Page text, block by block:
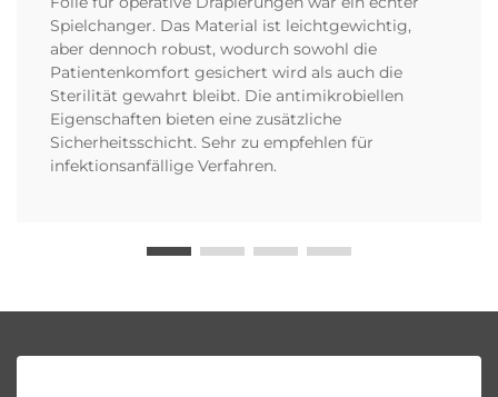
Spielchanger. Das Material ist leichtgewichtig,
aber dennoch robust, wodurch sowohl die
Patientenkomfort gesichert wird als auch die
Sterilität gewahrt bleibt. Die antimikrobiellen
Eigenschaften bieten eine zusätzliche
Sicherheitsschicht. Sehr zu empfehlen für
infektionsanfällige Verfahren.